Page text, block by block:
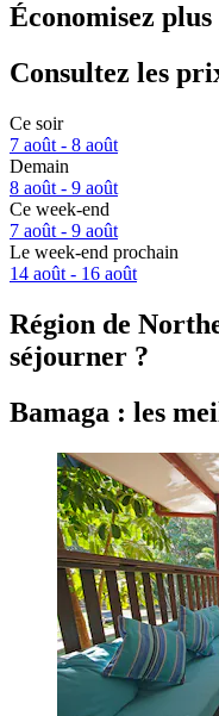
Économisez
Consultez les
Ce soir
7 août - 8 août
Demain
8 août - 9 août
Ce week-end
7 août - 9 août
Le week-end prochain
14 août - 16 août
Région de
séjourner ?
Bamaga : les